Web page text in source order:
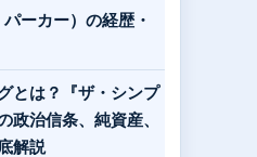
ーカー）の経歴・
とは？『ザ・シンプ
政治信条、純資産、
解説